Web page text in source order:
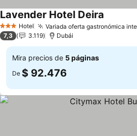
3 Estrellas
Hotel Variada oferta gastronómica
Lavender Hotel Deira
7,3 3.119 Dubái
Mira precios de 5 páginas
De $ 92.476